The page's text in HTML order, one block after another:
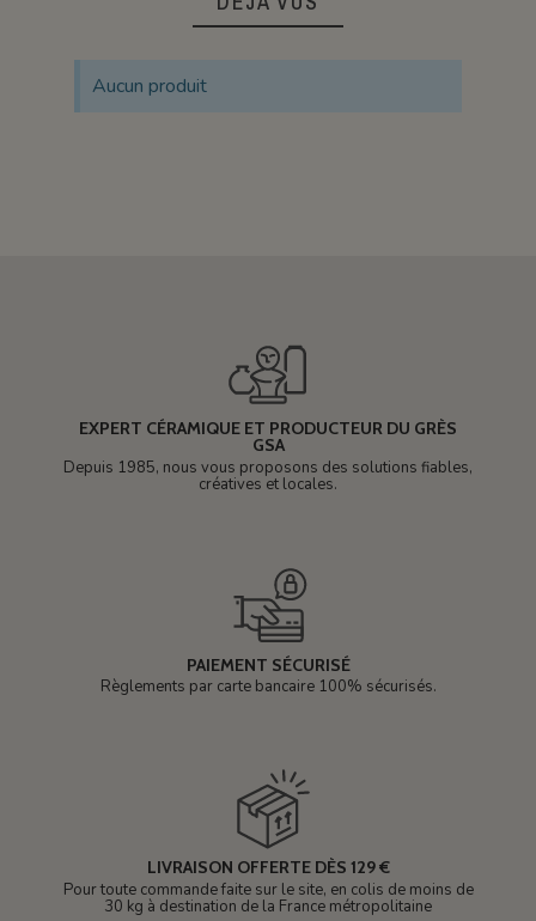
Aucun produit
EXPERT CÉRAMIQUE ET PRODUCTEUR DU GRÈS
GSA
Depuis 1985, nous vous proposons des solutions fiables,
créatives et locales.
PAIEMENT SÉCURISÉ
Règlements par carte bancaire 100% sécurisés.
LIVRAISON OFFERTE DÈS 129 €
Pour toute commande faite sur le site, en colis de moins de
30 kg à destination de la France métropolitaine